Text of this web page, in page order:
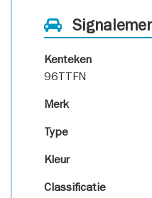
Kenteken
96TTFN
Merk
Type
Kleur
Classificatie